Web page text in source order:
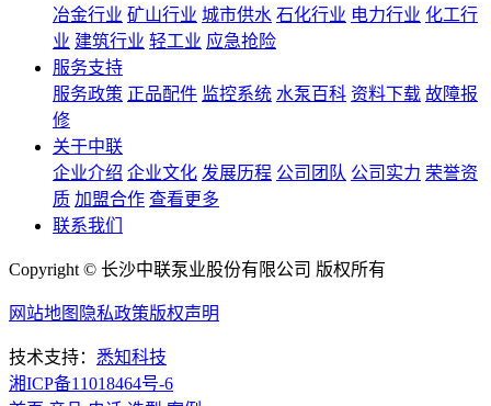
冶金行业 矿山行业 城市供水 石化行业 电力行业 化工行
业 建筑行业 轻工业 应急抢险
服务支持
服务政策 正品配件 监控系统 水泵百科 资料下载 故障报
修
关于中联
企业介绍 企业文化 发展历程 公司团队 公司实力 荣誉资
质 加盟合作 查看更多
联系我们
Copyright © 长沙中联泵业股份有限公司 版权所有
网站地图 隐私政策版权声明
技术支持： 悉知科技
湘ICP备11018464号-6